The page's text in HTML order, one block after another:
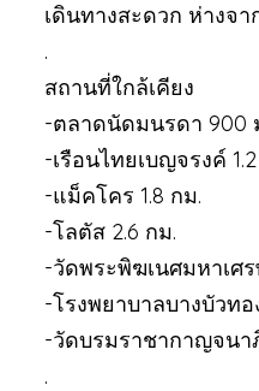
เดินทางสะดวก ห่างจ
.
สถานที่ใกล้เคียง
-ตลาดนัดมนรดา 900
-เรือนไทยเบญจรงค์
-แม็คโคร 1.8 กม.
-โลตัส 2.6 กม.
-วัดพระพิฆเนศมหาเศร
-โรงพยาบาลบางบัวทอ
-วัดบรมราชากาญจนา
.